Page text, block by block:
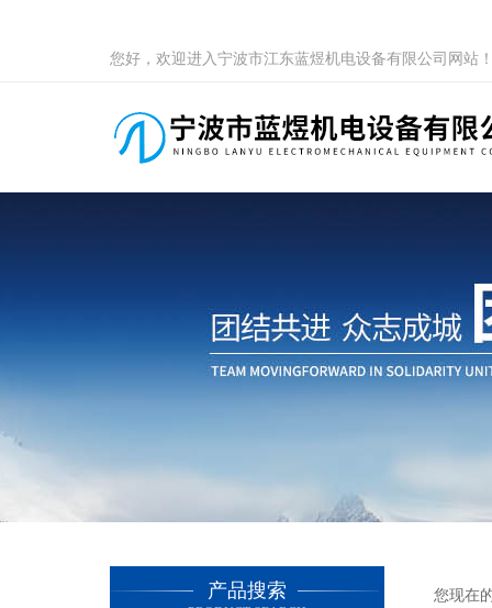
您好，欢迎进入宁波市江东蓝煜机电设备有限公司网站
产品搜索 您现在